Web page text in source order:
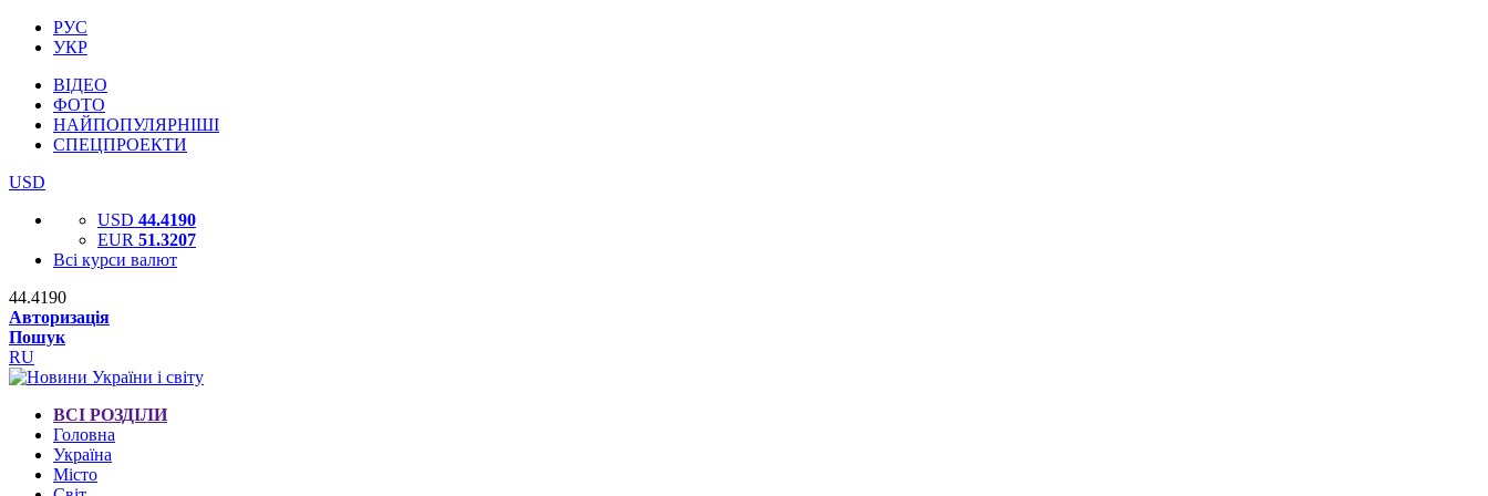
РУС
УКР
ВІДЕО
ФОТО
НАЙПОПУЛЯРНІШІ
СПЕЦПРОЕКТИ
USD
USD 44.4190
EUR 51.3207
Всі курси валют
44.4190
Авторизація
Пошук
RU
ВСІ РОЗДІЛИ
Головна
Україна
Місто